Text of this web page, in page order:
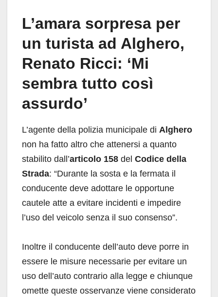
L’amara sorpresa per
un turista ad Alghero,
Renato Ricci: ‘Mi
sembra tutto così
assurdo’
L’agente della polizia municipale di Alghero
non ha fatto altro che attenersi a quanto
stabilito dall’articolo 158 del Codice della
Strada: “Durante la sosta e la fermata il
conducente deve adottare le opportune
cautele atte a evitare incidenti e impedire
l’uso del veicolo senza il suo consenso”.
Inoltre il conducente dell’auto deve porre in
essere le misure necessarie per evitare un
uso dell’auto contrario alla legge e chiunque
omette queste osservanze viene considerato